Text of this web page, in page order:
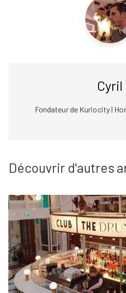
Cyril
Fondateur de Kuriocity |
Découvrir d'autres